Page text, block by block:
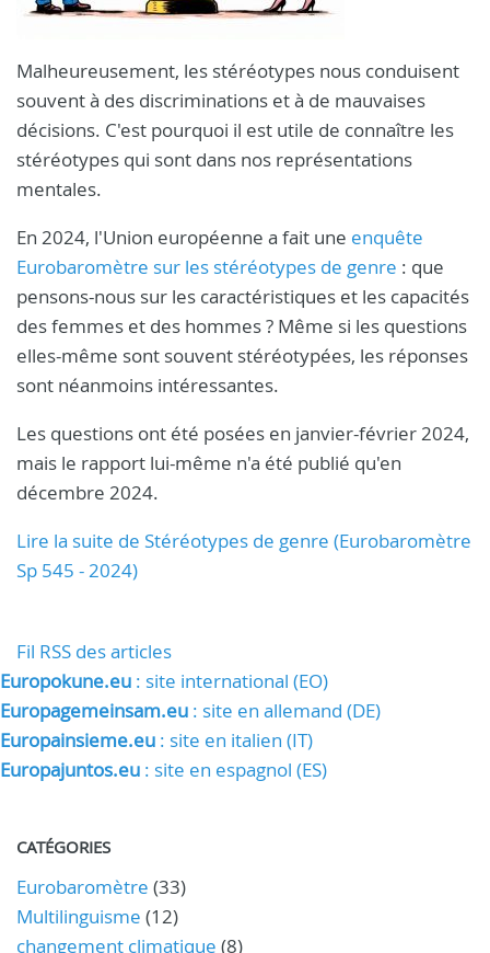
Malheureusement, les stéréotypes nous conduisent
souvent à des discriminations et à de mauvaises
décisions. C'est pourquoi il est utile de connaître les
stéréotypes qui sont dans nos représentations
mentales.
En 2024, l'Union européenne a fait une enquête
Eurobaromètre sur les stéréotypes de genre : que
pensons-nous sur les caractéristiques et les capacités
des femmes et des hommes ? Même si les questions
elles-même sont souvent stéréotypées, les réponses
sont néanmoins intéressantes.
Les questions ont été posées en janvier-février 2024,
mais le rapport lui-même n'a été publié qu'en
décembre 2024.
Lire la suite de Stéréotypes de genre (Eurobaromètre
Sp 545 - 2024)
Fil RSS des articles
Europokune.eu : site international (EO)
Europagemeinsam.eu : site en allemand (DE)
Europainsieme.eu : site en italien (IT)
Europajuntos.eu : site en espagnol (ES)
CATÉGORIES
Eurobaromètre (33)
Multilinguisme (12)
changement climatique (8)